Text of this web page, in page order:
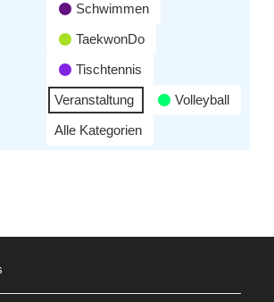
Schwimmen
TaekwonDo
Tischtennis
Veranstaltung
Volleyball
Alle Kategorien